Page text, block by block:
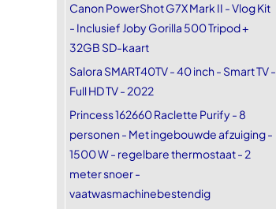
Canon PowerShot G7X Mark II - Vlog Kit
- Inclusief Joby Gorilla 500 Tripod +
32GB SD-kaart
Salora SMART40TV - 40 inch - Smart TV -
Full HD TV - 2022
Princess 162660 Raclette Purify - 8
personen - Met ingebouwde afzuiging -
1500 W - regelbare thermostaat - 2
meter snoer -
vaatwasmachinebestendig